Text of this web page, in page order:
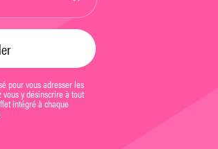
pour vous adresser les
vous y désinscrire à tout
intégré à chaque